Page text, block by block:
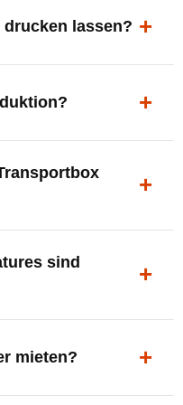
lassen?
sind
mieten?